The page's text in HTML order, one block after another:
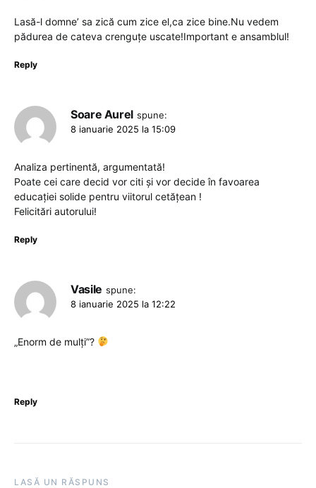
Lasă-l domne’ sa zică cum zice el,ca zice bine.Nu vedem
pădurea de cateva crenguțe uscate!Important e ansamblul!
Reply
Soare Aurel spune:
8 ianuarie 2025 la 15:09
Analiza pertinentă, argumentată!
Poate cei care decid vor citi și vor decide în favoarea
educației solide pentru viitorul cetățean !
Felicitări autorului!
Reply
Vasile spune:
8 ianuarie 2025 la 12:22
„Enorm de mulți”?
Reply
LASĂ UN RĂSPUNS